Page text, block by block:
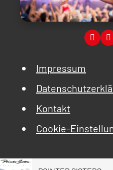
Impressum
Kontakt
Cookie-